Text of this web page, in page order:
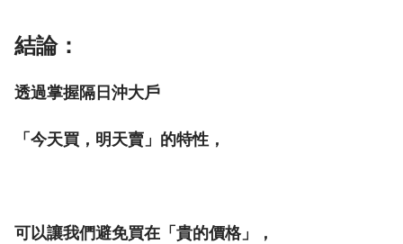
結論：
透過掌握隔日沖大戶
「今天買，明天賣」的特性，
可以讓我們避免買在「貴的價格」，